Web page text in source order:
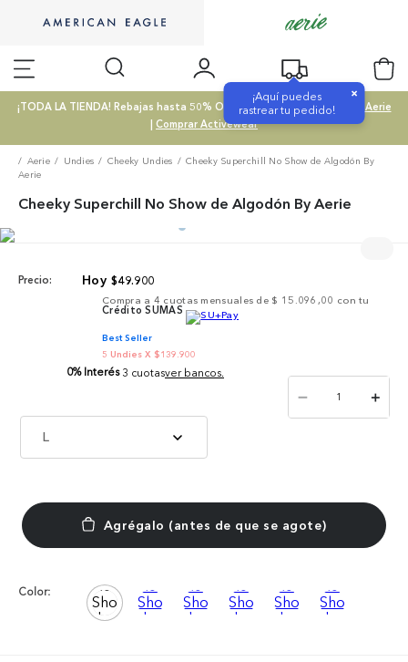
¡Aquí puedes
rastrear tu pedido!
×
¡TODA LA TIENDA! Rebajas hasta 50% OFF |Comprar SALE|Comprar Aerie
| Comprar Activewear
Aerie Undies Cheeky Undies
Cheeky Superchill No Show de Algodón By
Aerie
Cheeky Superchill No Show de Algodón By Aerie
Precio: $49.900
Compra a 4 cuotas mensuales de $ 15.096,00 con tu
Crédito SUMAS
Best Seller
5 Undies X $139.900
0% Interés 3 cuotasver bancos.
L
＋
－
Color: